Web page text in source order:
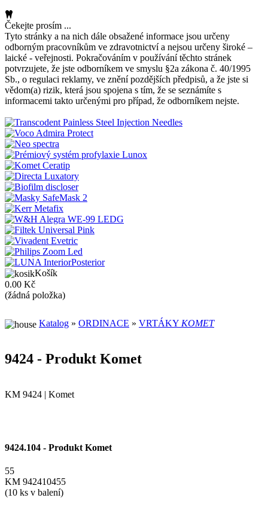
Čekejte prosím ...
Tyto stránky a na nich dále obsažené informace jsou určeny
odborným pracovníkům ve zdravotnictví a nejsou určeny široké –
laické - veřejnosti. Pokračováním v používání těchto stránek
potvrzujete, že jste odborníkem ve smyslu §2a zákona č. 40/1995
Sb., o regulaci reklamy, ve znění pozdějších předpisů, a že jste si
vědom(a) rizik, která jsou spojena s tím, že se seznámíte s
informacemi takto určenými pro případ, že odborníkem nejste.
Košík
0.00 Kč
(žádná položka)
Katalog » ORDINACE » VRTÁKY KOMET
9424 - Produkt Komet
KM 9424 | Komet
9424.104 - Produkt Komet
55
KM 942410455
(10 ks v balení)